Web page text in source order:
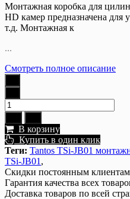
Монтажная коробка для
HD камер предназначена для
т.д. Монтажная к
...
Смотреть полное описание
В корзину
Купить в один клик
Теги: Tantos TSi-JB01
TSi-JB01 ,
Скидки постоянным
Гарантия качества всех
Доставка товаров по всей